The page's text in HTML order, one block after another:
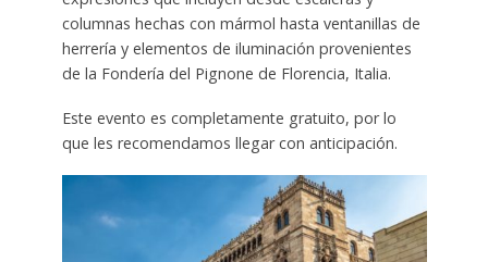
columnas hechas con mármol hasta ventanillas de
herrería y elementos de iluminación provenientes
de la Fondería del Pignone de Florencia, Italia.
Este evento es completamente gratuito, por lo
que les recomendamos llegar con anticipación.